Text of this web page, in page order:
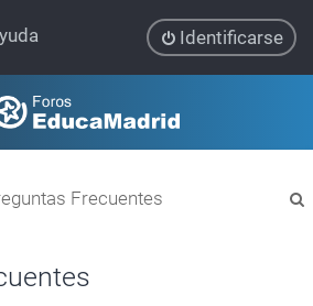
Identificarse
Frecuentes